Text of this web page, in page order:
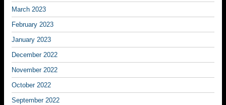
March 2023
February 2023
January 2023
December 2022
November 2022
October 2022
September 2022